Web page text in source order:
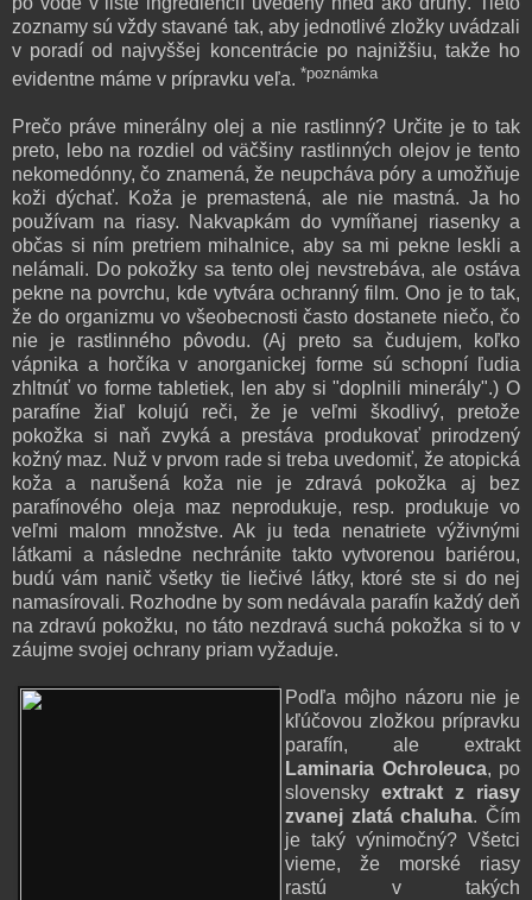
zoznamy sú vždy stavané tak, aby jednotlivé zložky uvádzali
v poradí od najvyššej koncentrácie po najnižšiu, takže ho
evidentne máme v prípravku veľa. *poznámka
Prečo práve minerálny olej a nie rastlinný? Určite je to tak
preto, lebo na rozdiel od väčšiny rastlinných olejov je tento
nekomedónny, čo znamená, že neupcháva póry a umožňuje
koži dýchať. Koža je premastená, ale nie mastná. Ja ho
používam na riasy. Nakvapkám do vymíňanej riasenky a
občas si ním pretriem mihalnice, aby sa mi pekne leskli a
nelámali. Do pokožky sa tento olej nevstrebáva, ale ostáva
pekne na povrchu, kde vytvára ochranný film. Ono je to tak,
že do organizmu vo všeobecnosti často dostanete niečo, čo
nie je rastlinného pôvodu. (Aj preto sa čudujem, koľko
vápnika a horčíka v anorganickej forme sú schopní ľudia
zhltnúť vo forme tabletiek, len aby si "doplnili minerály".) O
parafíne žiaľ kolujú reči, že je veľmi škodlivý, pretože
pokožka si naň zvyká a prestáva produkovať prirodzený
kožný maz. Nuž v prvom rade si treba uvedomiť, že atopická
koža a narušená koža nie je zdravá pokožka aj bez
parafínového oleja maz neprodukuje, resp. produkuje vo
veľmi malom množstve. Ak ju teda nenatriete výživnými
látkami a následne nechránite takto vytvorenou bariérou,
budú vám nanič všetky tie liečivé látky, ktoré ste si do nej
namasírovali. Rozhodne by som nedávala parafín každý deň
na zdravú pokožku, no táto nezdravá suchá pokožka si to v
záujme svojej ochrany priam vyžaduje.
Podľa môjho názoru nie je
kľúčovou zložkou prípravku
parafín, ale extrakt
Laminaria Ochroleuca, po
slovensky extrakt z riasy
zvanej zlatá chaluha. Čím
je taký výnimočný? Všetci
vieme, že morské riasy
rastú v takých